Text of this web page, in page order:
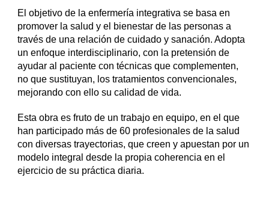
El objetivo de la enfermería integrativa se basa en
promover la salud y el bienestar de las personas a
través de una relación de cuidado y sanación. Adopta
un enfoque interdisciplinario, con la pretensión de
ayudar al paciente con técnicas que complementen,
no que sustituyan, los tratamientos convencionales,
mejorando con ello su calidad de vida.
Esta obra es fruto de un trabajo en equipo, en el que
han participado más de 60 profesionales de la salud
con diversas trayectorias, que creen y apuestan por un
modelo integral desde la propia coherencia en el
ejercicio de su práctica diaria.